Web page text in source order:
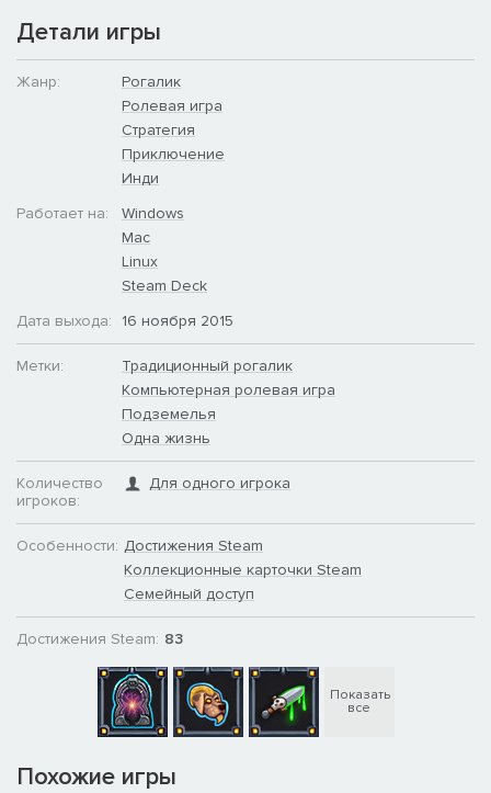
отключение порчи, изменение сложности монстров или
уровня сокровищ)
Детали игры
Жанр:
Рогалик
Ролевая игра
Стратегия
Приключение
Инди
Работает на:
Windows
Mac
Linux
Steam Deck
Дата выхода:
16 ноября 2015
Метки:
Традиционный рогалик
Компьютерная ролевая игра
Подземелья
Одна жизнь
Количество
игроков:
Для одного игрока
Особенности: Достижения Steam
Коллекционные карточки Steam
Семейный доступ
Достижения Steam: 83
Показать
все
Похожие игры